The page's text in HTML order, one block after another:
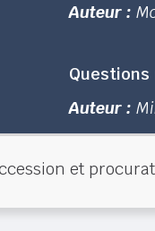
Auteur :
Questions
Auteur :
et